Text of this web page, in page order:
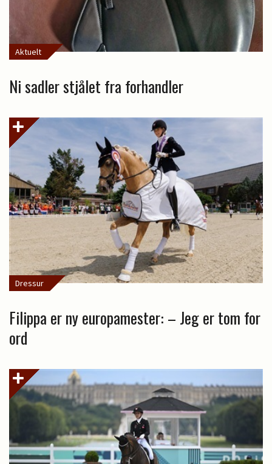
Aktuelt
Ni sadler stjålet fra forhandler
Dressur
Filippa er ny europamester: – Jeg er tom for
ord